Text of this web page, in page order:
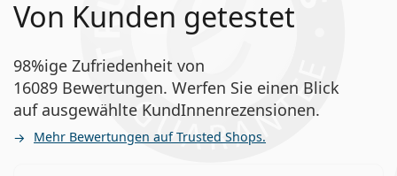
Von Kunden getestet
98%ige Zufriedenheit von
16089 Bewertungen. Werfen Sie einen Blick
auf ausgewählte KundInnenrezensionen.
Mehr Bewertungen auf Trusted Shops.